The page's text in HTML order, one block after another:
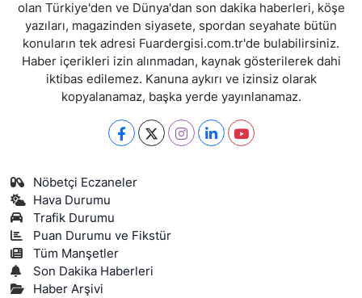
olan Türkiye'den ve Dünya'dan son dakika haberleri, köşe
yazıları, magazinden siyasete, spordan seyahate bütün
konuların tek adresi Fuardergisi.com.tr'de bulabilirsiniz.
Haber içerikleri izin alınmadan, kaynak gösterilerek dahi
iktibas edilemez. Kanuna aykırı ve izinsiz olarak
kopyalanamaz, başka yerde yayınlanamaz.
Nöbetçi Eczaneler
Hava Durumu
Trafik Durumu
Puan Durumu ve Fikstür
Tüm Manşetler
Son Dakika Haberleri
Haber Arşivi